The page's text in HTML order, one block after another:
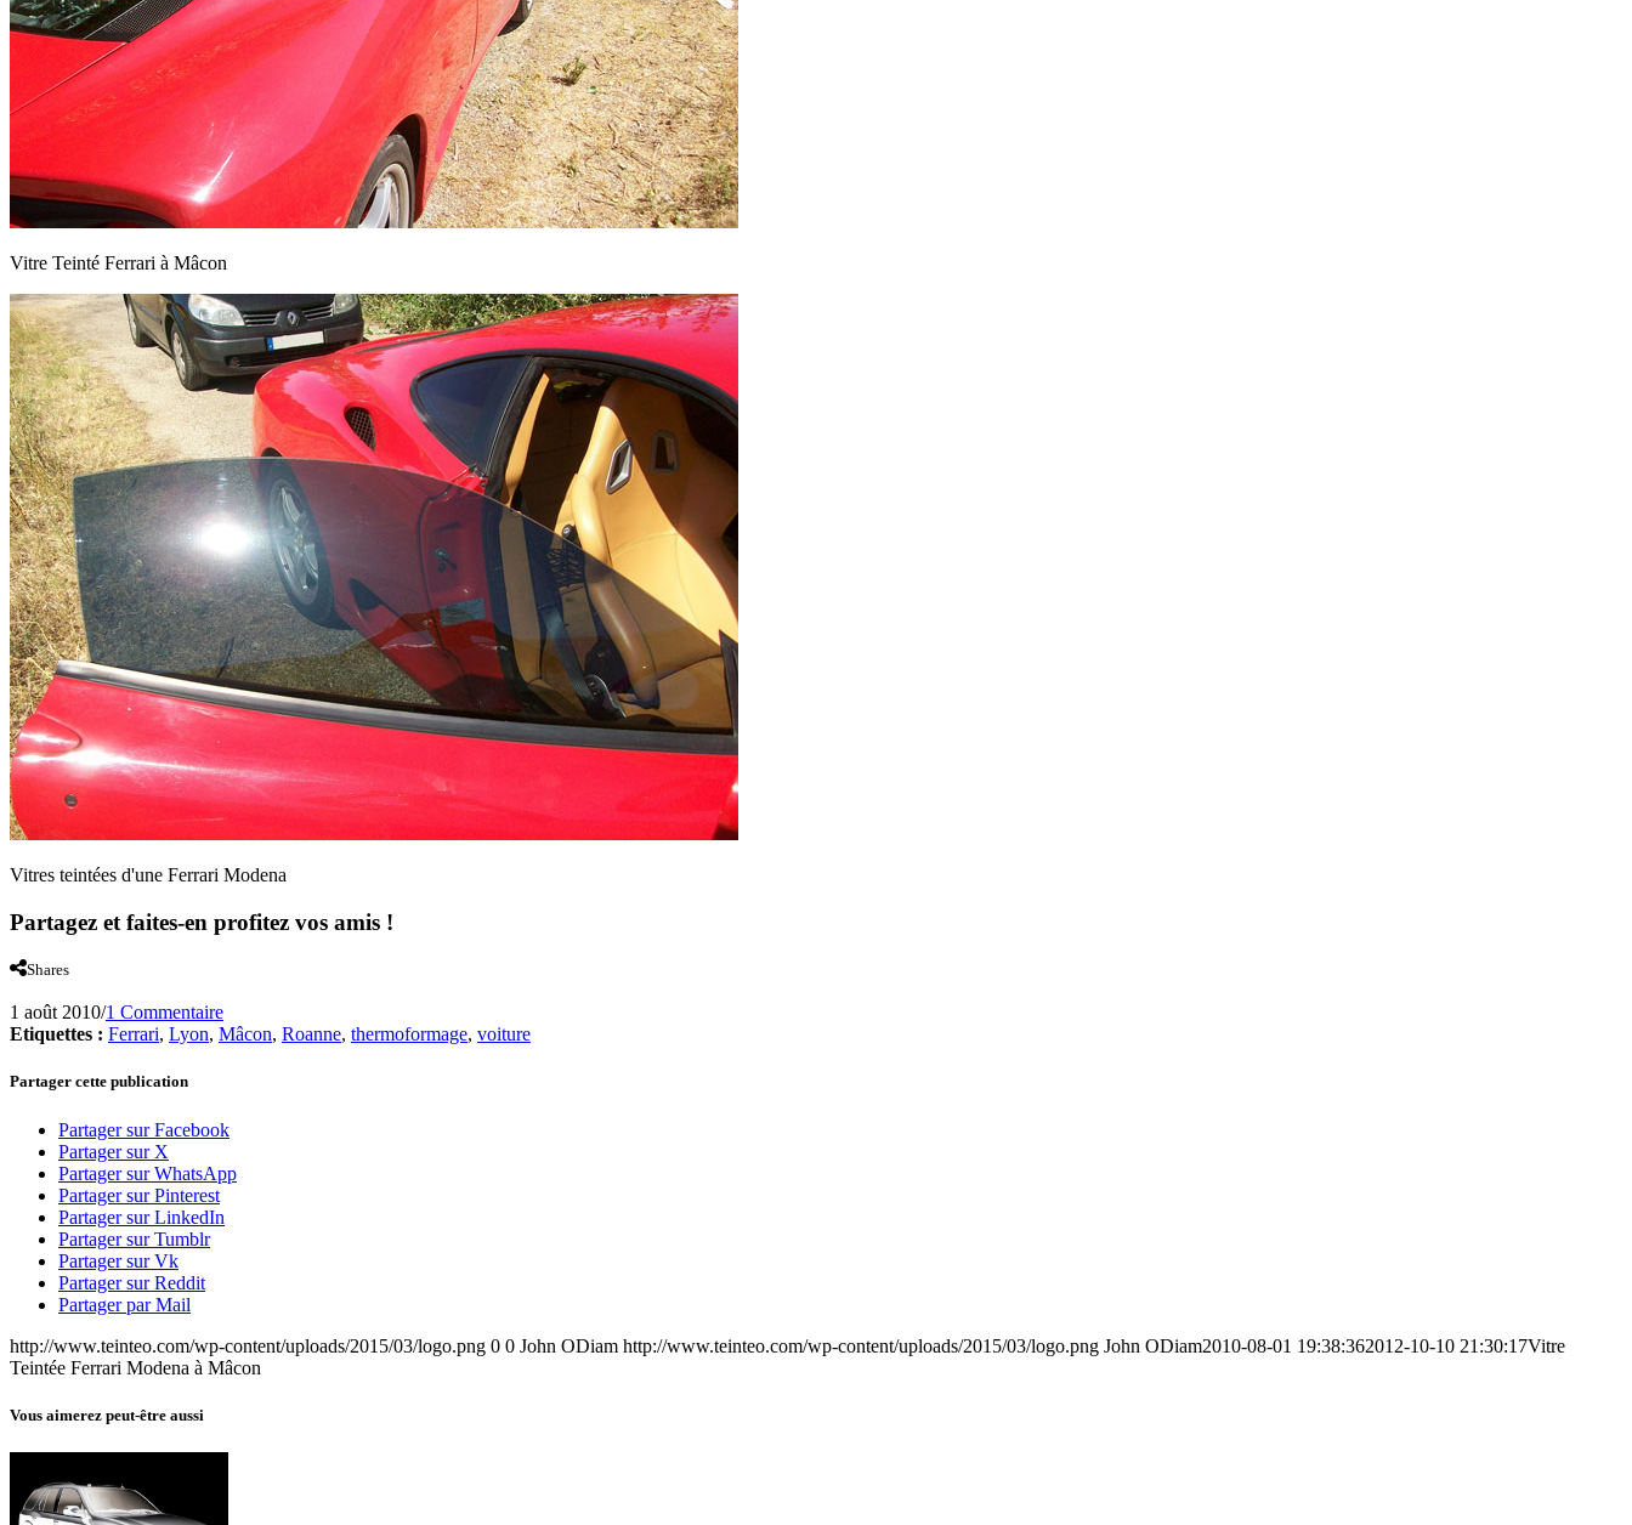
Vitre Teinté Ferrari à Mâcon
Vitres teintées d'une Ferrari Modena
Partagez et faites-en profitez vos amis !
Shares
1 août 2010/1 Commentaire
Etiquettes : Ferrari, Lyon, Mâcon, Roanne, thermoformage, voiture
Partager cette publication
Partager sur Facebook
Partager sur X
Partager sur WhatsApp
Partager sur Pinterest
Partager sur LinkedIn
Partager sur Tumblr
Partager sur Vk
Partager sur Reddit
Partager par Mail
http://www.teinteo.com/wp-content/uploads/2015/03/logo.png 0 0 John ODiam http://www.teinteo.com/wp-content/uploads/2015/03/logo.png John ODiam2010-08-01 19:38:362012-10-10 21:30:17Vitre
Teintée Ferrari Modena à Mâcon
Vous aimerez peut-être aussi